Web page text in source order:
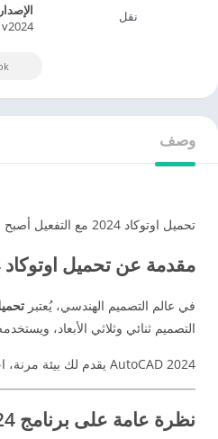
نقل
الإصدار
v2024
وصف
تحميل اوتوكاد 2024 مع التفعيل أصبح أسهل من أي وقت مضى! تعرف على طريقة تحميل AutoCAD 2024 للكمبيوتر، متطلبات النظام، وأفضل ميزاته بنظرة احترافية.
مقدمة عن تحميل اوتوكاد 2024 مع التفعيل
في عالم التصميم الهندسي، يُعتبر تحميل
التصميم ثنائي وثلاثي الأبعاد،
AutoCAD 2024 يقدم لك بيئة مرنة، احترافية، وسريعة لتصميم كل شيء من المخططات المعمارية إلى النماذج الميكانيكية المعقدة.
نظرة عامة على برنامج AutoCAD 2024